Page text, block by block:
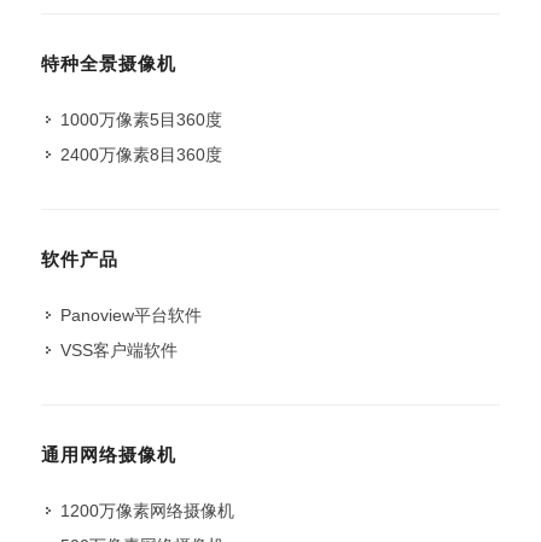
特种全景摄像机
1000万像素5目360度
2400万像素8目360度
软件产品
Panoview平台软件
VSS客户端软件
通用网络摄像机
1200万像素网络摄像机